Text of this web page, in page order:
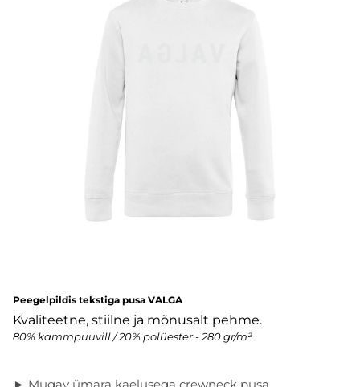
Peegelpildis tekstiga pusa VALGA
Kvaliteetne, stiilne ja mõnusalt pehme.
80% kammpuuvill / 20% polüester - 280 gr/m²